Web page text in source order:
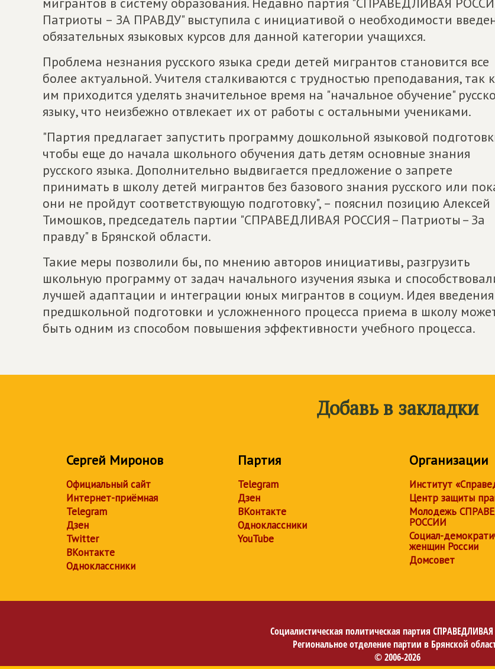
Патриоты – ЗА ПРАВДУ" выступила с инициативой о необходимости
обязательных языковых курсов для данной категории учащихся.
Проблема незнания русского языка среди детей мигрантов становится все
более актуальной. Учителя сталкиваются с трудностью преподавания, так
им приходится уделять значительное время на "начальное обучение"
языку, что неизбежно отвлекает их от работы с остальными учениками.
"Партия предлагает запустить программу дошкольной языковой
чтобы еще до начала школьного обучения дать детям основные знания
русского языка. Дополнительно выдвигается предложение о запрете
принимать в школу детей мигрантов без базового знания русского или
они не пройдут соответствующую подготовку", – пояснил позицию Алексей
Тимошков, председатель партии "СПРАВЕДЛИВАЯ РОССИЯ – Патриоты – За
правду" в Брянской области.
Такие меры позволили бы, по мнению авторов инициативы, разгрузить
школьную программу от задач начального изучения языка и
лучшей адаптации и интеграции юных мигрантов в социум. Идея введения
предшкольной подготовки и усложненного процесса приема в школу
быть одним из способом повышения эффективности учебного процесса.
Добавь в закладки
Сергей Миронов
Официальный сайт
Интернет-приёмная
Telegram
Дзен
Twitter
ВКонтакте
Одноклассники
Партия
Telegram
Дзен
ВКонтакте
Одноклассники
YouTube
Организации
Институт
Центр защиты
Молодежь
РОССИИ
Социал-
женщин России
Домсовет
Социалистическая политическая партия
Региональное отделение партии в Брянской
© 2006-2026